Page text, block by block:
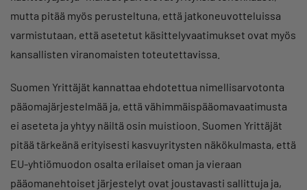
mutta pitää myös perusteltuna, että jatkoneuvotteluissa
varmistutaan, että asetetut käsittelyvaatimukset ovat myös
kansallisten viranomaisten toteutettavissa.
Suomen Yrittäjät kannattaa ehdotettua nimellisarvotonta
pääomajärjestelmää ja, että vähimmäispääomavaatimusta
ei aseteta ja yhtyy näiltä osin muistioon. Suomen Yrittäjät
pitää tärkeänä erityisesti kasvuyritysten näkökulmasta, että
EU-yhtiömuodon osalta erilaiset oman ja vieraan
pääomanehtoiset järjestelyt ovat joustavasti sallittuja ja,